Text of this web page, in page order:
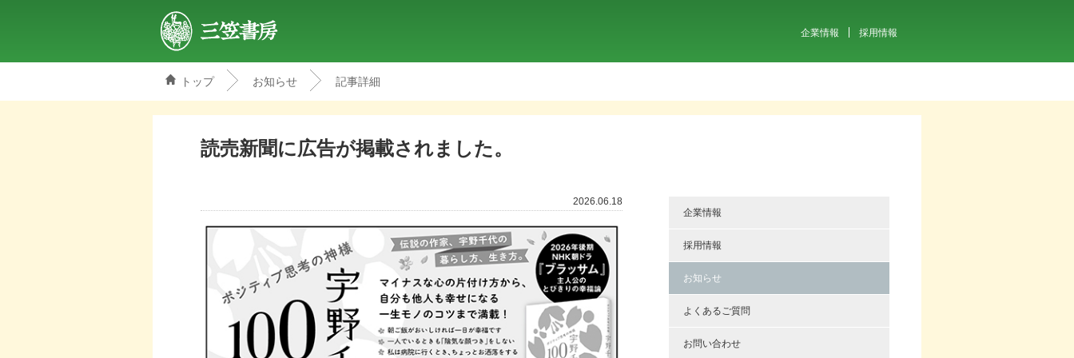
企業情報 採用情報
トップ お知らせ 記事詳細
企業情報
採用情報
お知らせ
よくあるご質問
お問い合わせ
読売新聞に広告が掲載されました。
2026.06.18